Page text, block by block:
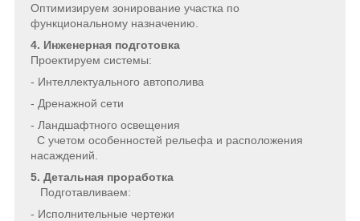
Оптимизируем зонирование участка по
функциональному назначению.
4. Инженерная подготовка
Проектируем системы:
- Интеллектуального автополива
- Дренажной сети
- Ландшафтного освещения
С учетом особенностей рельефа и расположения
насаждений.
5. Детальная проработка
Подготавливаем:
- Исполнительные чертежи